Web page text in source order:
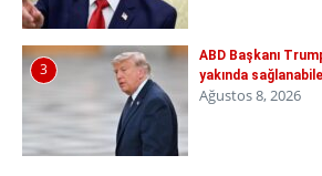
3
ABD Başkanı
yakında
Ağustos 8, 2026